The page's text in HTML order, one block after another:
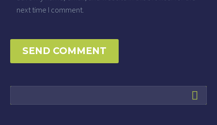
next time I comment.
SEND COMMENT